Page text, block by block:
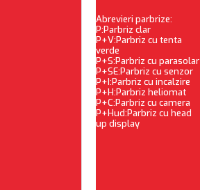
Abrevieri parbrize:
P:Parbriz clar
P+V:Parbriz cu tenta
verde
P+S:Parbriz cu parasolar
P+SE:Parbriz cu senzor
P+I:Parbriz cu incalzire
P+H:Parbriz heliomat
P+C:Parbriz cu camera
P+Hud:Parbriz cu head
up display